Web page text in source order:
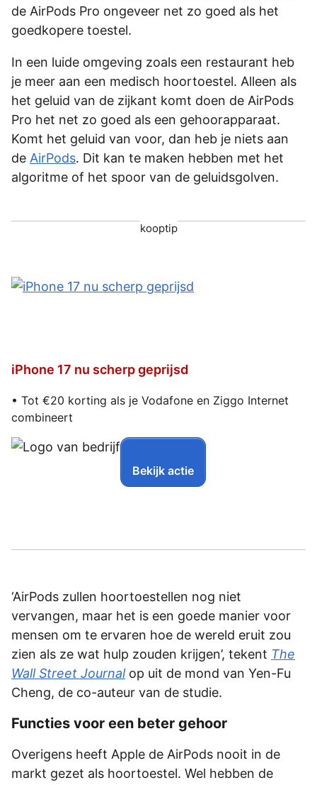
de AirPods Pro ongeveer net zo goed als het
goedkopere toestel.
In een luide omgeving zoals een restaurant heb
je meer aan een medisch hoortoestel. Alleen als
het geluid van de zijkant komt doen de AirPods
Pro het net zo goed als een gehoorapparaat.
Komt het geluid van voor, dan heb je niets aan
de AirPods. Dit kan te maken hebben met het
algoritme of het spoor van de geluidsgolven.
kooptip
iPhone 17 nu scherp geprijsd
• Tot €20 korting als je Vodafone en Ziggo Internet
combineert
Bekijk actie
‘AirPods zullen hoortoestellen nog niet
vervangen, maar het is een goede manier voor
mensen om te ervaren hoe de wereld eruit zou
zien als ze wat hulp zouden krijgen’, tekent The
Wall Street Journalop uit de mond van Yen-Fu
Cheng, de co-auteur van de studie.
Functies voor een beter gehoor
Overigens heeft Apple de AirPods nooit in de
markt gezet als hoortoestel. Wel hebben de